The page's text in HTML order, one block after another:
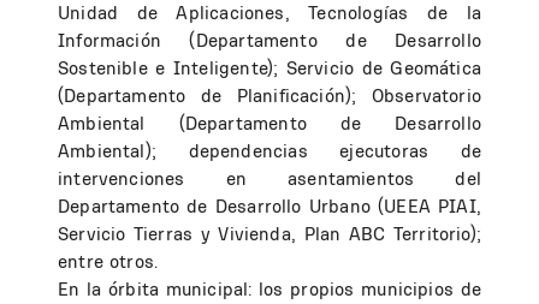
Unidad de Aplicaciones, Tecnologías de la
Información (Departamento de Desarrollo
Sostenible e Inteligente); Servicio de Geomática
(Departamento de Planificación); Observatorio
Ambiental (Departamento de Desarrollo
Ambiental); dependencias ejecutoras de
intervenciones en asentamientos del
Departamento de Desarrollo Urbano (UEEA PIAI,
Servicio Tierras y Vivienda, Plan ABC Territorio);
entre otros.
En la órbita municipal: los propios municipios de